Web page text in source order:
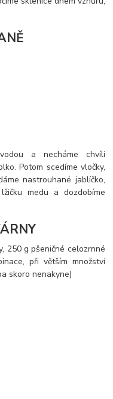
a necháme chvíli
Potom scedíme vločky,
nastrouhané jablíčko,
medu a dozdobíme
250 g pšeničné celozrnné
při větším množství
skoro nenakyne)